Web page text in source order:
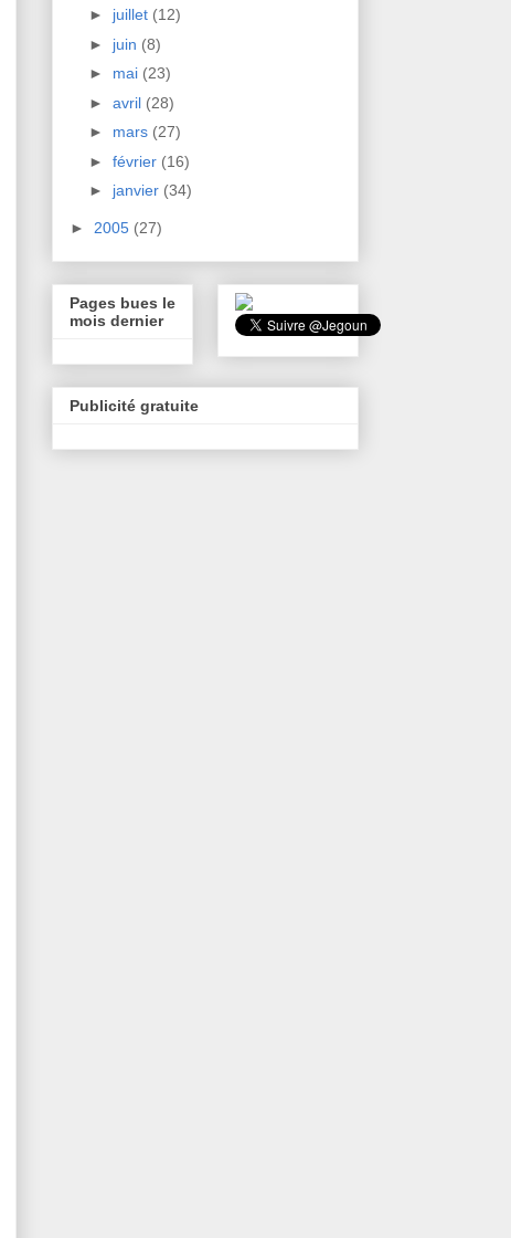
► juillet (12)
► juin (8)
► mai (23)
► avril (28)
► mars (27)
► février (16)
► janvier (34)
► 2005 (27)
Pages bues le
mois dernier
Publicité gratuite